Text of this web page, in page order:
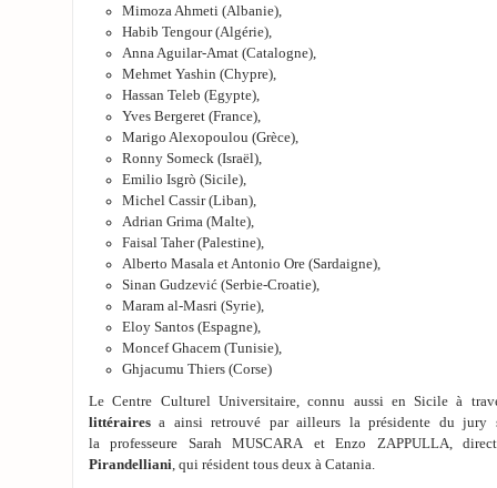
Mimoza Ahmeti (Albanie),
Habib Tengour (Algérie),
Anna Aguilar-Amat (Catalogne),
Mehmet Yashin (Chypre),
Hassan Teleb (Egypte),
Yves Bergeret (France),
Marigo Alexopoulou (Grèce),
Ronny Someck (Israël),
Emilio Isgrò (Sicile),
Michel Cassir (Liban),
Adrian Grima (Malte),
Faisal Taher (Palestine),
Alberto Masala et Antonio Ore (Sardaigne),
Sinan Gudzević (Serbie-Croatie),
Maram al-Masri (Syrie),
Eloy Santos (Espagne),
Moncef Ghacem (Tunisie),
Ghjacumu Thiers (Corse)
Le Centre Culturel Universitaire, connu aussi en Sicile à
littérairesa ainsi retrouvé par ailleurs la présidente du jury
la professeure Sarah MUSCARA et Enzo ZAPPULLA,
Pirandelliani, qui résident tous deux à Catania.